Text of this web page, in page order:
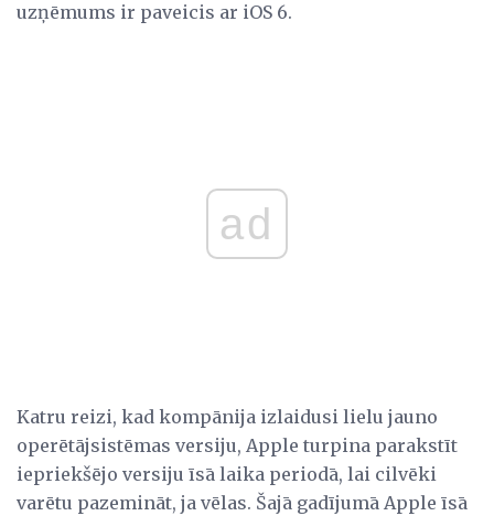
uzņēmums ir paveicis ar iOS 6.
ad
Katru reizi, kad kompānija izlaidusi lielu jauno
operētājsistēmas versiju, Apple turpina parakstīt
iepriekšējo versiju īsā laika periodā, lai cilvēki
varētu pazemināt, ja vēlas. Šajā gadījumā Apple īsā